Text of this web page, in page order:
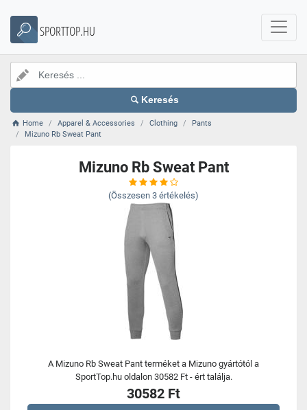
SPORTTOP.HU
Keresés
Home Apparel & Accessories Clothing
Pants
Mizuno Rb Sweat Pant
Mizuno Rb Sweat Pant
(Összesen 3 értékelés)
A Mizuno Rb Sweat Pant terméket a Mizuno gyártótól a
SportTop.hu oldalon 30582 Ft - ért találja.
30582 Ft